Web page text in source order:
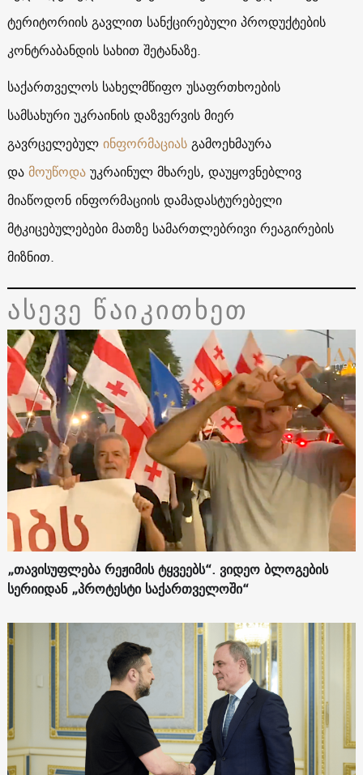
ტერიტორიის გავლით სანქცირებული პროდუქტების
კონტრაბანდის სახით შეტანაზე.
საქართველოს სახელმწიფო უსაფრთხოების
სამსახური უკრაინის დაზვერვის მიერ
გავრცელებულინფორმაციასგამოეხმაურა
დამოუწოდაუკრაინულ მხარეს, დაუყოვნებლივ
მიაწოდონ ინფორმაციის დამადასტურებელი
მტკიცებულებები მათზე სამართლებრივი რეაგირების
მიზნით.
ასევე წაიკითხეთ
„თავისუფლება რეჟიმის ტყვეებს“. ვიდეო ბლოგების
სერიიდან „პროტესტი საქართველოში“